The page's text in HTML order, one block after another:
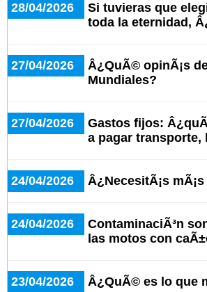
28/04/2026
Si tuvieras que
toda la eternidad,
27/04/2026
Â¿QuÃ© opinÃ¡s
Mundiales?
27/04/2026
Gastos fijos:
a pagar
24/04/2026 Â¿NecesitÃ¡s
24/04/2026
ContaminaciÃ³n
las motos con
23/04/2026 Â¿QuÃ© es lo que